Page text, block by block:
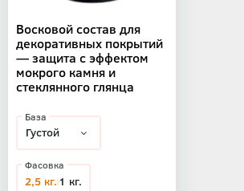
Восковой состав для
декоративных покрытий
— защита с эффектом
мокрого камня и
стеклянного глянца
База
Фасовка
2,5 кг. 1 кг.